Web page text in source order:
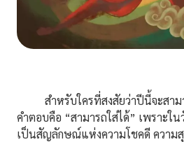
สำหรับใครที่สงสัยว่าปีนี้จะสามา
คำตอบคือ “สามารถใส่ได้” เพราะใ
เป็นสัญลักษณ์แห่งความโชคดี ความ